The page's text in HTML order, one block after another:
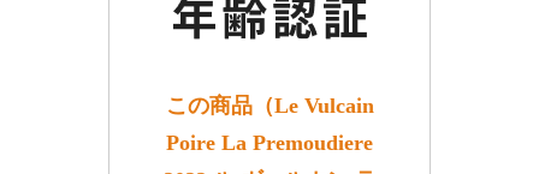
この商品（Le Vulcain
Poire La Premoudiere